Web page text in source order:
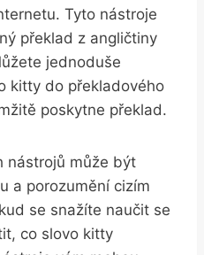
Tyto nástroje
překlad ​z angličtiny
jednoduše
kitty do překladového
poskytne překlad.
nástrojů ⁣může být‍
a porozumění cizím
se snažíte naučit se⁣
co slovo kitty